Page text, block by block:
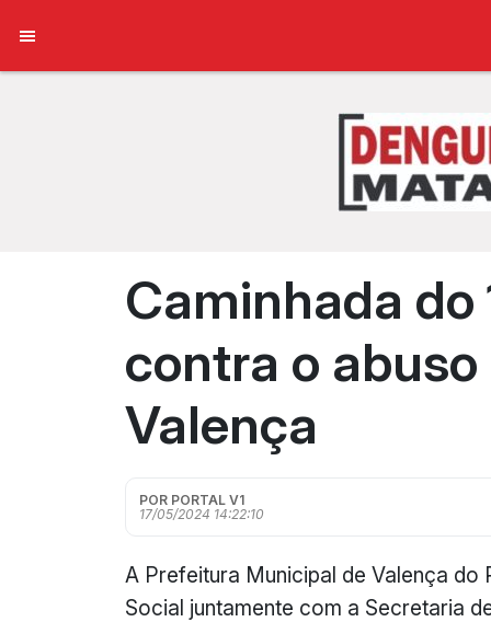
Caminhada do
contra o
Valença
POR PORTAL V1
17/05/2024 14:22:10
A Prefeitura Municipal de Valença
Social juntamente com a Secretaria